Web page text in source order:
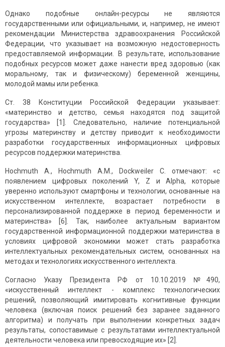
Однако подобные онлайн-ресурсы не являются
государственными или официальными, и, например, не имеют
рекомендации Министерства здравоохранения Российской
Федерации, что указывает на возможную недостоверность
предоставляемой информации. В результате, использование
подобных ресурсов может даже нанести вред здоровью (как
моральному, так и физическому) беременной женщины,
молодой мамы или ребенка.
Ст. 38 Конституции Российской Федерации указывает:
«материнство и детство, семья находятся под защитой
государства» [1]. Следовательно, наличие потенциальной
угрозы материнству и детству приводит к необходимости
разработки государственных информационных цифровых
ресурсов поддержки материнства.
Hochmuth A., Hochmuth A.M., Dockweiler C. отмечают: «с
появлением цифровых поколений Y, Z и Alpha, которые
уверенно используют смартфоны и технологии, основанные на
искусственном интеллекте, возрастает потребности в
персонализированной поддержке в период беременности и
материнства» [6]. Так, наиболее актуальным вариантом
государственной информационной поддержки материнства в
условиях цифровой экономики может стать разработка
интеллектуальных рекомендательных систем, основанных на
методах и технологиях искусственного интеллекта.
Согласно Указу Президента РФ от 10.10.2019 №490,
«искусственный интеллект - комплекс технологических
решений, позволяющий имитировать когнитивные функции
человека (включая поиск решений без заранее заданного
алгоритма) и получать при выполнении конкретных задач
результаты, сопоставимые с результатами интеллектуальной
деятельности человека или превосходящие их» [2].